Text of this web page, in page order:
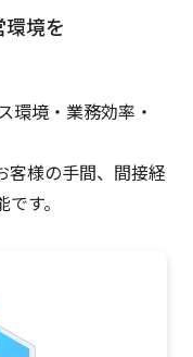
境を
環境・業務効率・
客様の手間、間接経
す。